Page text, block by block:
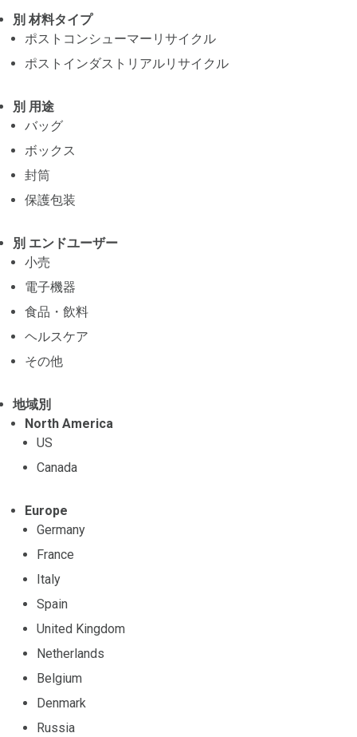
別 材料タイプ
ポストコンシューマーリサイクル
ポストインダストリアルリサイクル
別 用途
バッグ
ボックス
封筒
保護包装
別 エンドユーザー
小売
電子機器
食品・飲料
ヘルスケア
その他
地域別
North America
US
Canada
Europe
Germany
France
Italy
Spain
United Kingdom
Netherlands
Belgium
Denmark
Russia